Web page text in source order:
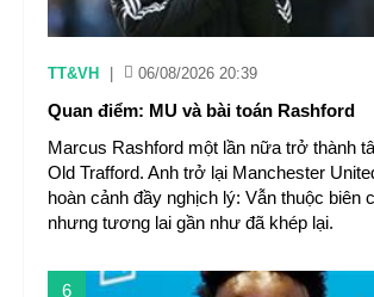
TT&VH 06/08/2026 20:39
Quan điểm: MU và bài toán Rashford
Marcus Rashford một lần nữa trở thành
Old Trafford. Anh trở lại Manchester
hoàn cảnh đầy nghịch lý: Vẫn thuộc biên
nhưng tương lai gần như đã khép lại.
6